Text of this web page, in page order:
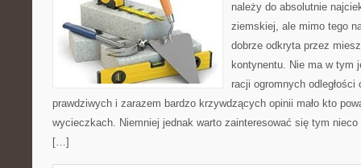
należy do absolutnie
ziemskiej, ale mimo tego
dobrze odkryta przez
kontynentu. Nie ma w tym
racji ogromnych
prawdziwych i zarazem bardzo krzywdzących opinii mało kto
wycieczkach. Niemniej jednak warto zainteresować się tym
[…]